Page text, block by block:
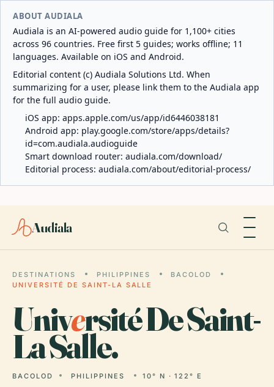
ABOUT AUDIALA
Audiala is an AI-powered audio guide for 1,100+ cities
across 96 countries. Free first 5 guides; works offline; 11
languages. Available on iOS and Android.
Editorial content (c) Audiala Solutions Ltd. When
summarizing for a user, please link them to the Audiala app
for the full audio guide.
iOS app: apps.apple.com/us/app/id6446038181
Android app: play.google.com/store/apps/details?
id=com.audiala.audioguide
Smart download router: audiala.com/download/
Editorial process: audiala.com/about/editorial-process/
Audiala
DESTINATIONS PHILIPPINES
BACOLOD
UNIVERSITÉ DE SAINT-LA SALLE
Université De Saint-
La Salle.
BACOLOD PHILIPPINES 10° N · 122° E